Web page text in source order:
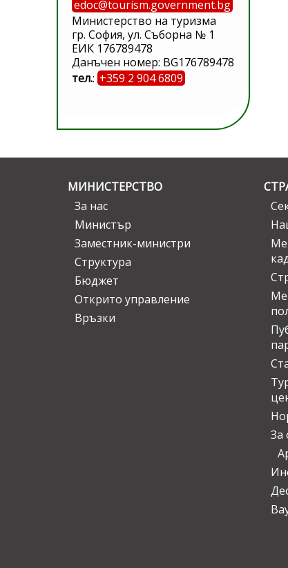
edoc@tourism.government.bg
Министерство на туризма
гр. София, ул. Съборна № 1
ЕИК 176789478
Данъчен номер: BG176789478
тел.: +359 2 904 6809
МИНИСТЕРСТВО
За нас
Министър
Заместник-министри
Структура
Бюджет
Открито управление
Връзки
За